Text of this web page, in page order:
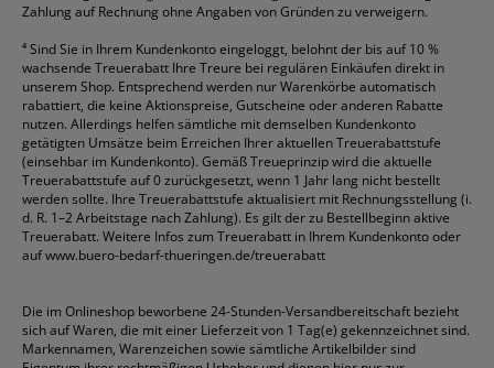
Zahlung auf Rechnung ohne Angaben von Gründen zu verweigern.
⁴Sind Sie in Ihrem Kundenkonto eingeloggt, belohnt der bis auf 10 %
wachsende Treuerabatt Ihre Treure bei regulären Einkäufen direkt in
unserem Shop. Entsprechend werden nur Warenkörbe automatisch
rabattiert, die keine Aktionspreise, Gutscheine oder anderen Rabatte
nutzen. Allerdings helfen sämtliche mit demselben Kundenkonto
getätigten Umsätze beim Erreichen Ihrer aktuellen Treuerabattstufe
(einsehbar im Kundenkonto). Gemäß Treueprinzip wird die aktuelle
Treuerabattstufe auf 0 zurückgesetzt, wenn 1 Jahr lang nicht bestellt
werden sollte. Ihre Treuerabattstufe aktualisiert mit Rechnungsstellung (i.
d. R. 1–2 Arbeitstage nach Zahlung). Es gilt der zu Bestellbeginn aktive
Treuerabatt. Weitere Infos zum Treuerabatt in Ihrem Kundenkonto oder
aufwww.buero-bedarf-thueringen.de/treuerabatt
Die im Onlineshop beworbene 24-Stunden-Versandbereitschaft bezieht
sich auf Waren, die mit einer Lieferzeit von 1 Tag(e) gekennzeichnet sind.
Markennamen, Warenzeichen sowie sämtliche Artikelbilder sind